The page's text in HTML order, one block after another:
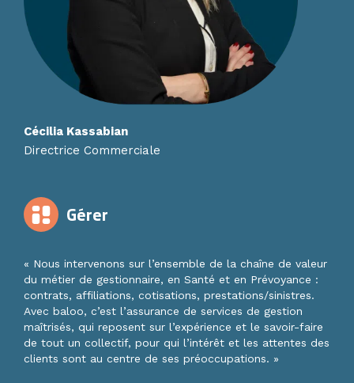
Cécilia Kassabian
Directrice Commerciale
Gérer
« Nous intervenons sur l’ensemble de la chaîne de valeur
du métier de gestionnaire, en Santé et en Prévoyance :
contrats, affiliations, cotisations, prestations/sinistres.
Avec baloo, c’est l’assurance de services de gestion
maîtrisés, qui reposent sur l’expérience et le savoir-faire
de tout un collectif, pour qui l’intérêt et les attentes des
clients sont au centre de ses préoccupations. »